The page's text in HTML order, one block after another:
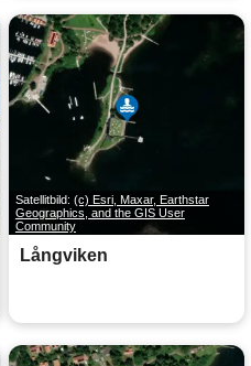
Satellitbild: (c) Esri, Maxar, Earthstar
Geographics, and the GIS User
Community
Långviken